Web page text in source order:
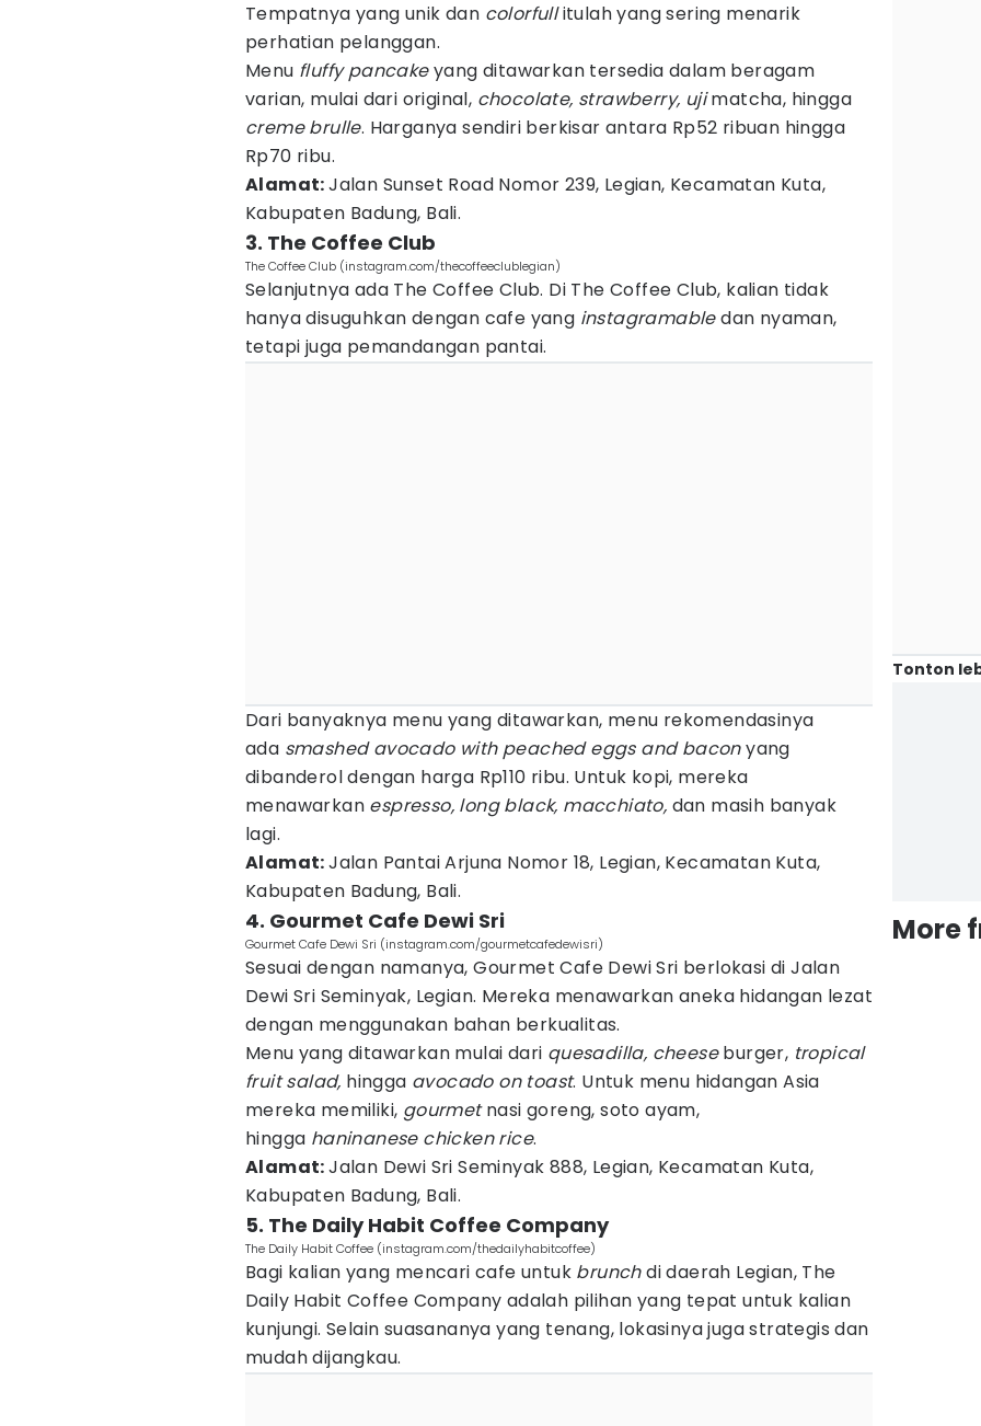
Tempatnya yang unik dan colorfullitulah yang sering menarik
perhatian pelanggan.
Menu fluffy pancakeyang ditawarkan tersedia dalam beragam
varian, mulai dari original, chocolate, strawberry, ujimatcha, hingga
creme brulle. Harganya sendiri berkisar antara Rp52 ribuan hingga
Rp70 ribu.
Alamat:Jalan Sunset Road Nomor 239, Legian, Kecamatan Kuta,
Kabupaten Badung, Bali.
3. The Coffee Club
The Coffee Club (instagram.com/thecoffeeclublegian)
Selanjutnya ada The Coffee Club. Di The Coffee Club, kalian tidak
hanya disuguhkan dengan cafe yang instagramabledan nyaman,
tetapi juga pemandangan pantai.
Dari banyaknya menu yang ditawarkan, menu rekomendasinya
ada smashed avocado with peached eggs and baconyang
dibanderol dengan harga Rp110 ribu. Untuk kopi, mereka
menawarkan espresso, long black, macchiato, dan masih banyak
lagi.
Alamat:Jalan Pantai Arjuna Nomor 18, Legian, Kecamatan Kuta,
Kabupaten Badung, Bali.
4. Gourmet Cafe Dewi Sri
Gourmet Cafe Dewi Sri (instagram.com/gourmetcafedewisri)
Sesuai dengan namanya, Gourmet Cafe Dewi Sri berlokasi di Jalan
Dewi Sri Seminyak, Legian. Mereka menawarkan aneka hidangan lezat
dengan menggunakan bahan berkualitas.
Menu yang ditawarkan mulai dari quesadilla, cheeseburger, tropical
fruit salad, hingga avocado on toast. Untuk menu hidangan Asia
mereka memiliki, gourmetnasi goreng, soto ayam,
hingga haninanese chicken rice.
Alamat:Jalan Dewi Sri Seminyak 888, Legian, Kecamatan Kuta,
Kabupaten Badung, Bali.
5. The Daily Habit Coffee Company
The Daily Habit Coffee (instagram.com/thedailyhabitcoffee)
Bagi kalian yang mencari cafe untuk brunchdi daerah Legian, The
Daily Habit Coffee Company adalah pilihan yang tepat untuk kalian
kunjungi. Selain suasananya yang tenang, lokasinya juga strategis dan
mudah dijangkau.
Tonton
More